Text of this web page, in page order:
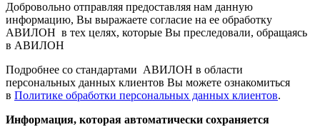
Добровольно отправляя предоставляя нам данную
информацию, Вы выражаете согласие на ее обработку
АВИЛОН в тех целях, которые Вы преследовали, обращаясь
в АВИЛОН
Подробнее со стандартами АВИЛОН в области
персональных данных клиентов Вы можете ознакомиться
в Политике обработки персональных данных клиентов.
Информация, которая автоматически сохраняется